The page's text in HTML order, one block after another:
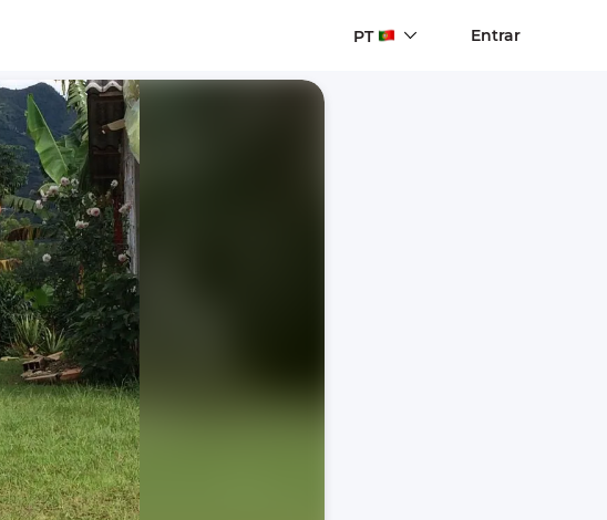
PT Entrar